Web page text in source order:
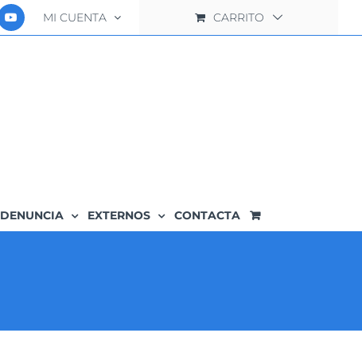
MI CUENTA CARRITO
DENUNCIA EXTERNOS CONTACTA